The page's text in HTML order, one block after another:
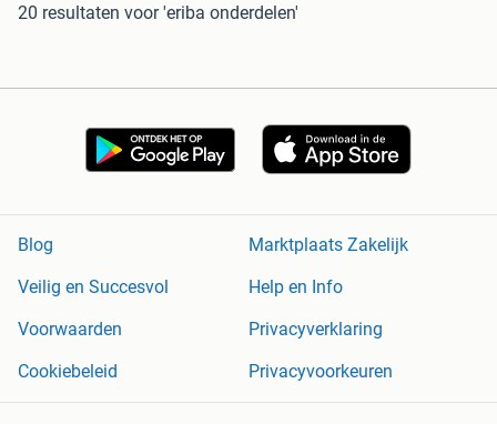
20 resultaten voor 'eriba onderdelen'
Blog
Marktplaats Zakelijk
Veilig en Succesvol
Help en Info
Voorwaarden
Privacyverklaring
Cookiebeleid
Privacyvoorkeuren